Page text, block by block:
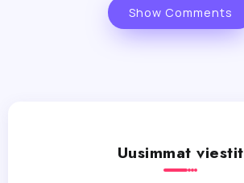
Show Comments
Uusimmat viestit